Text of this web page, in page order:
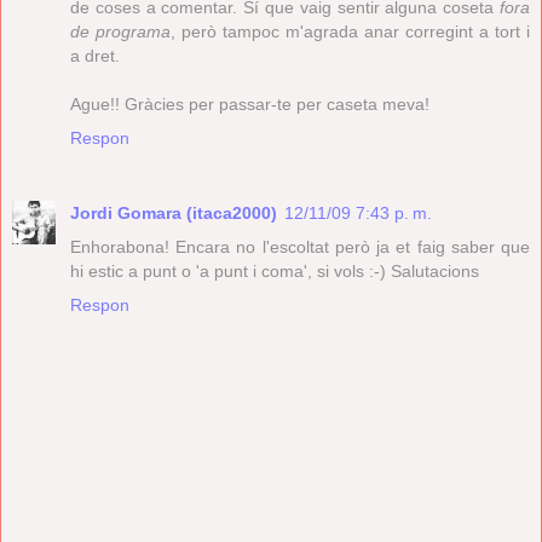
de coses a comentar. Sí que vaig sentir alguna coseta fora
de programa , però tampoc m'agrada anar corregint a tort i
a dret.
Ague!! Gràcies per passar-te per caseta meva!
Respon
Jordi Gomara (itaca2000) 12/11/09 7:43 p. m.
Enhorabona! Encara no l'escoltat però ja et faig saber que
hi estic a punt o 'a punt i coma', si vols :-) Salutacions
Respon